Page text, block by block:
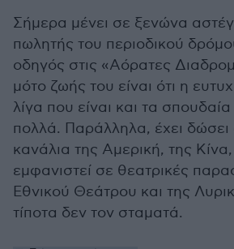
Σήμερα μένει σε ξενώνα
πωλητής του περιοδικού
οδηγός στις «Αόρατες
μότο ζωής του είναι ότι η
λίγα που είναι και τα σπουδαία
πολλά. Παράλληλα, έχει δώσει
κανάλια της Αμερική, της Κίνα,
εμφανιστεί σε θεατρικές
Εθνικού Θεάτρου και της
τίποτα δεν τον σταματά.